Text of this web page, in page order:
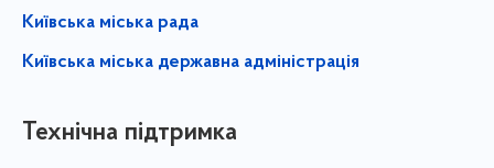
Київська міська рада
Київська міська державна адміністрація
Технічна підтримка